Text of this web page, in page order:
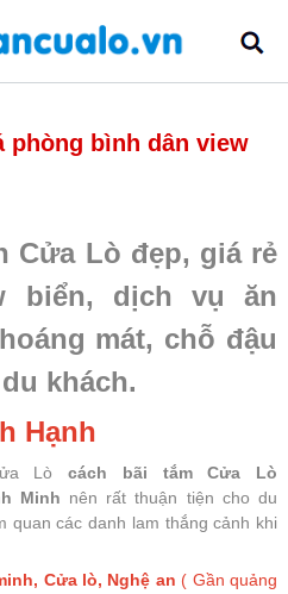
phòng bình dân view
Cửa Lò đẹp, giá rẻ
biển, dịch vụ ăn
mát, chỗ đậu
khách.
Hạnh
Lòcách bãi tắm Cửa Lò
Minh nên rất thuận tiện cho du
quan các danh lam thắng cảnh khi
Cửa lò, Nghệ an ( Gần quảng